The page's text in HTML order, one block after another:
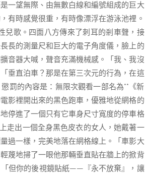
一望無際、由無數白線和編號組成的巨大
有時感覺很重，有時像漂浮在游泳池裡。
兒歌。四面八方傳來了刺耳的剎車聲，接
長的測量尺和巨大的電子角度儀，臉上的
音器大喊，聲音充滿機械感。「我、我沒
垂直泊車？那是在第三次元的行為，在這
罰的內容是：無限次觀看一部名為**《新
影裡開出來的黑色跑車，優雅地從網格的
停進了一個只有它車身尺寸寬度的停車格
走出一個全身黑色皮衣的女人，她戴著一
過一樣，完美地落在網格線上。「車影大
蔑地掃了一眼他那輛垂直貼在牆上的掀背
「但你的後視鏡貼紙——『永不放棄』，讓